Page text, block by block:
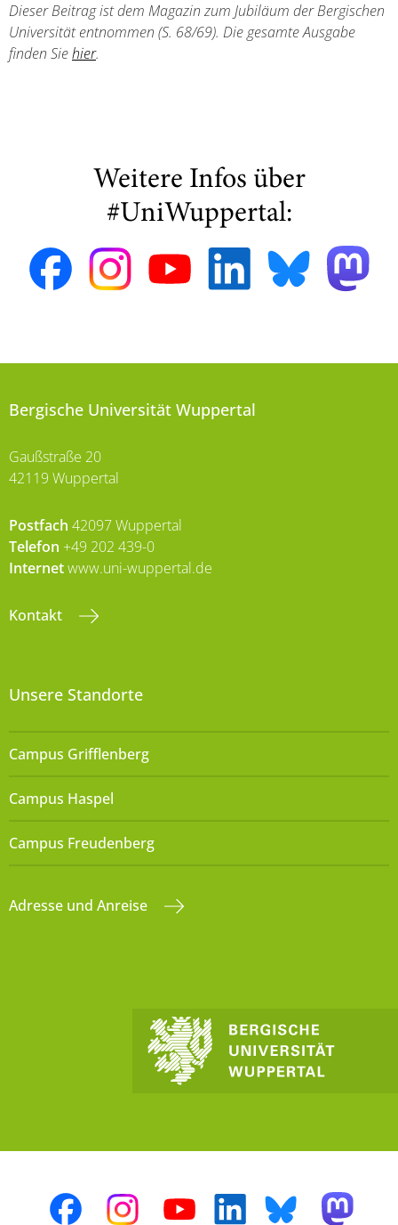
Dieser Beitrag ist dem Magazin zum Jubiläum der Bergischen
Universität entnommen (S. 68/69). Die gesamte Ausgabe
finden Siehier.
Weitere Infos über
#UniWuppertal:
Bergische Universität Wuppertal
Gaußstraße 20
42119 Wuppertal
Postfach 42097 Wuppertal
Telefon +49 202 439-0
Internetwww.uni-wuppertal.de
Kontakt
Unsere Standorte
Campus Grifflenberg
Campus Haspel
Campus Freudenberg
Adresse und Anreise